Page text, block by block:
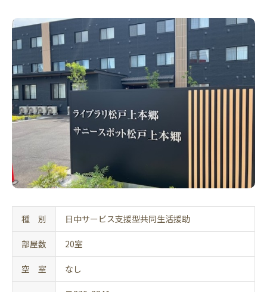
種 別 日中サービス支援型共同生活援助
部屋数 20室
空 室 なし